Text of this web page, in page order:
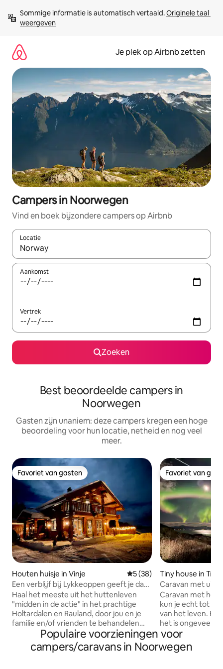
direct
naar
Sommige informatie is automatisch vertaald. Originele taal
weergeven
Je plek op Airbnb zetten
Campers in Noorwegen
Vind en boek bijzondere campers op Airbnb
Locatie
Wanneer er resultaten beschikbaar zijn, maak je een keuze
Aankomst
Vertrek
Zoeken
Best beoordeelde campers in
Noorwegen
Gasten zijn unaniem: deze campers kregen een hoge
beoordeling voor hun locatie, netheid en nog veel
meer.
Favoriet van gasten
Favoriet van gasten
Houten huisje in Vinje Gemiddelde beoordeling
5 (38)
Een verblijf bij Lykkeoppen geeft je dat
"beetje extra"!
Haal het meeste uit het huttenleven
"midden in de actie" in het prachtige
Holtardalen en Rauland, door jou en je
familie en/of vrienden te behandelen
om in Lykkeoppen te verblijven! Het
'beetje extra' betekent dat je 'alleen' op
de top woont zonder uitzicht en met
Favoriet van
Favoriet van
Tiny house in
Caravan met
adembenemend
Caravan met
kun je echt tot
van het leven. Beveel de auto aan, want
het is ongeveer
het centrum van
rijden naar de
Geniet van de
Populaire voorzieningen voor
campers/caravans in Noorwegen